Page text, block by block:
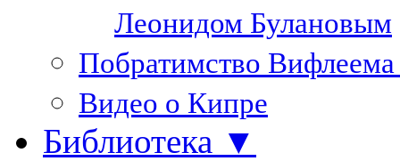
Леонидом Булановым
Побратимство
Видео о Кипре
Библиотека ▼